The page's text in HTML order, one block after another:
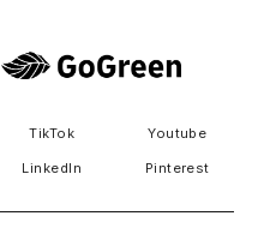
TikTok Youtube
LinkedIn Pinterest